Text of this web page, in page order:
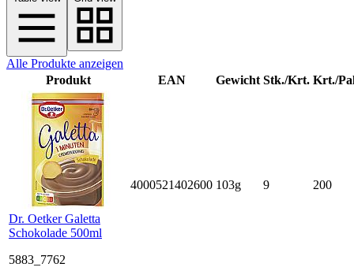
Alle Produkte anzeigen
Produkt
EAN Gewicht Stk./Krt. Krt./
Dr. Oetker Galetta
Schokolade 500ml
5883_7762
4000521402600 103g 9 200